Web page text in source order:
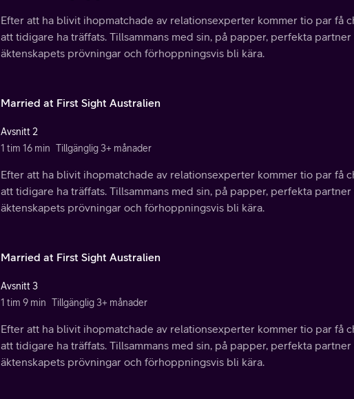
Efter att ha blivit ihopmatchade av relationsexperter kommer tio par få
att tidigare ha träffats. Tillsammans med sin, på papper, perfekta partner
äktenskapets prövningar och förhoppningsvis bli kära.
Married at First Sight Australien
Avsnitt 2
1 tim 16 min Tillgänglig 3+ månader
Efter att ha blivit ihopmatchade av relationsexperter kommer tio par få
att tidigare ha träffats. Tillsammans med sin, på papper, perfekta partner
äktenskapets prövningar och förhoppningsvis bli kära.
Married at First Sight Australien
Avsnitt 3
1 tim 9 min Tillgänglig 3+ månader
Efter att ha blivit ihopmatchade av relationsexperter kommer tio par få
att tidigare ha träffats. Tillsammans med sin, på papper, perfekta partner
äktenskapets prövningar och förhoppningsvis bli kära.